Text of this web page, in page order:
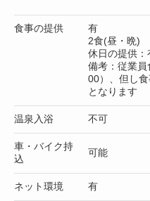
食事の提供
有
2食(昼・晩)
休日の提供：
備考：従業員
00）、但し
となります
温泉入浴 不可
車・バイク持
込
可能
ネット環境 有